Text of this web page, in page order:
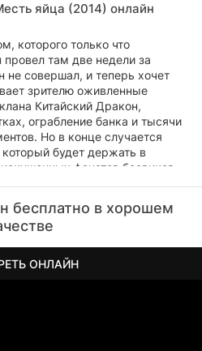
яйца (2014) онлайн
которого только что
там две недели за
не совершал, и теперь хочет
зрителю оживленные
Китайский Дракон,
ограбление банка и тысячи
Но в конце случается
будет держать в
фанатов боевиков.
бесплатно в хорошем
ОНЛАЙН